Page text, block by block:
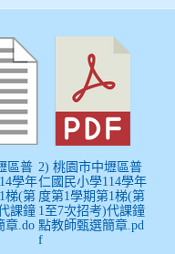
區普
學年
梯(第
課鐘
章.do
2) 桃園市中壢區普
仁國民小學114學年
度第1學期第1梯(第
1至7次招考)代課鐘
點教師甄選簡章.pd
f